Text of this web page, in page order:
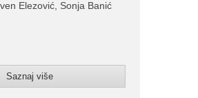
Elezović, Sonja Banić
Saznaj više